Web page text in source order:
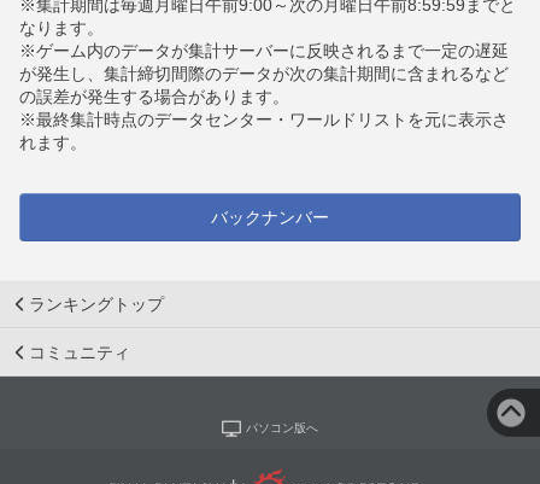
※集計期間は毎週月曜日午前9:00～次の月曜日午前8:59:59までと
なります。
※ゲーム内のデータが集計サーバーに反映されるまで一定の遅延
が発生し、集計締切間際のデータが次の集計期間に含まれるなど
の誤差が発生する場合があります。
※最終集計時点のデータセンター・ワールドリストを元に表示さ
れます。
バックナンバー
ランキングトップ
コミュニティ
パソコン版へ